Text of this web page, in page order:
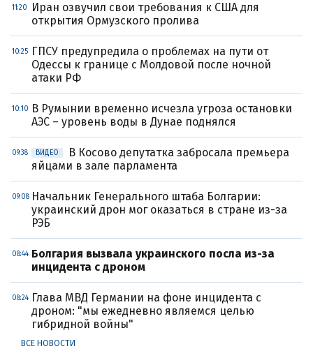
11:20
Иран озвучил свои требования к США для
открытия Ормузского пролива
10:25 ГПСУ предупредила о проблемах на пути от
Одессы к границе с Молдовой после ночной
атаки РФ
10:10 В Румынии временно исчезла угроза остановки
АЭС – уровень воды в Дунае поднялся
09:38 ВИДЕО
В Косово депутатка забросала премьера
яйцами в зале парламента
09:08 Начальник Генерального штаба Болгарии:
украинский дрон мог оказаться в стране из-за
РЭБ
08:44 Болгария вызвала украинского посла из-за
инцидента с дроном
08:24 Глава МВД Германии на фоне инцидента с
дроном: "мы ежедневно являемся целью
гибридной войны"
ВСЕ НОВОСТИ